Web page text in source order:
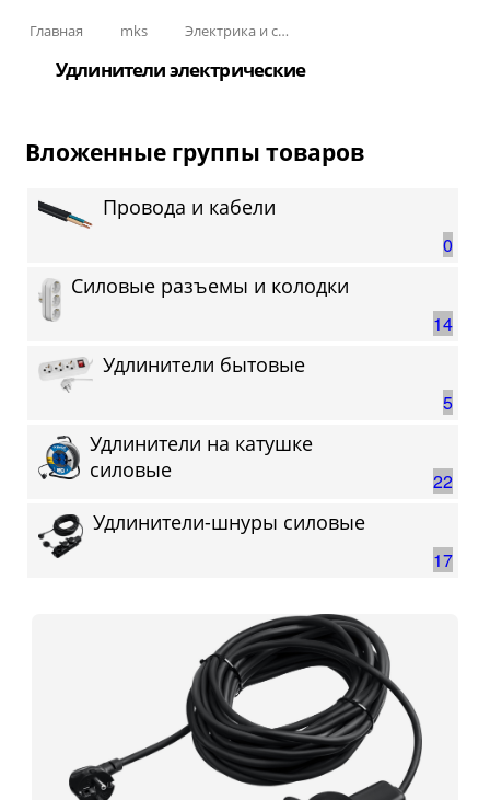
Главная mks Электрика и свет
Удлинители электрические
Вложенные группы товаров
0
Провода и кабели
14
Силовые разъемы и колодки
5
Удлинители бытовые
22
Удлинители на катушке
силовые
17
Удлинители-шнуры силовые